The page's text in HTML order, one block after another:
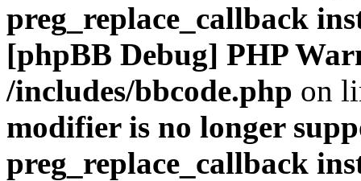
preg_replace_callback
[phpBB Debug] PHP
/includes/bbcode.php on
modifier is no longer
preg_replace_callback